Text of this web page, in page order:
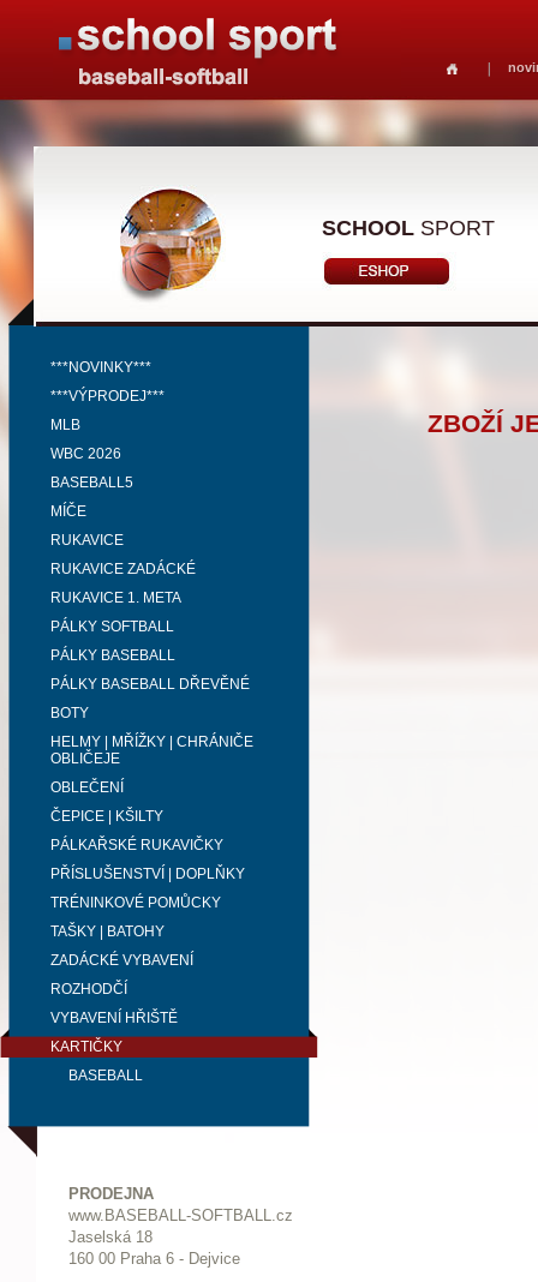
SCHOOL SPORT
***NOVINKY***
***VÝPRODEJ***
MLB
WBC 2026
BASEBALL5
MÍČE
RUKAVICE
RUKAVICE ZADÁCKÉ
RUKAVICE 1. META
PÁLKY SOFTBALL
PÁLKY BASEBALL
PÁLKY BASEBALL DŘEVĚNÉ
BOTY
HELMY | MŘÍŽKY | CHRÁNIČE
OBLIČEJE
OBLEČENÍ
ČEPICE | KŠILTY
PÁLKAŘSKÉ RUKAVIČKY
PŘÍSLUŠENSTVÍ | DOPLŇKY
TRÉNINKOVÉ POMŮCKY
TAŠKY | BATOHY
ZADÁCKÉ VYBAVENÍ
ROZHODČÍ
VYBAVENÍ HŘIŠTĚ
KARTIČKY
BASEBALL
PRODEJNA
www.BASEBALL-SOFTBALL.cz
Jaselská 18
160 00 Praha 6 - Dejvice
ZBOŽÍ